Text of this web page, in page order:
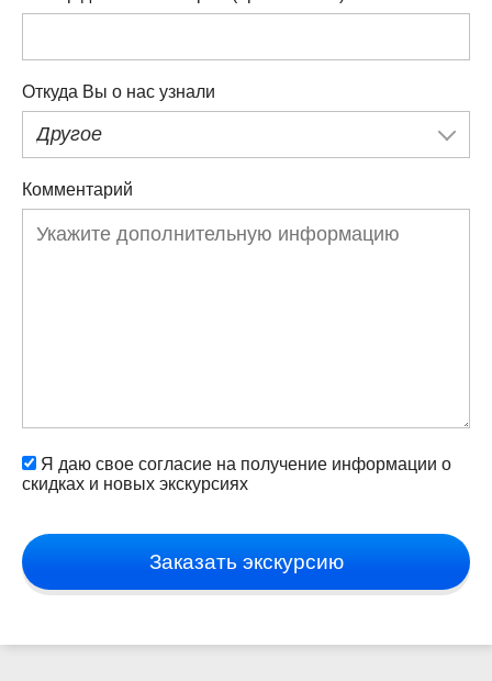
Откуда Вы о нас узнали
Другое
Комментарий
Я даю свое согласие на получение информации о
скидках и новых экскурсиях
Заказать экскурсию